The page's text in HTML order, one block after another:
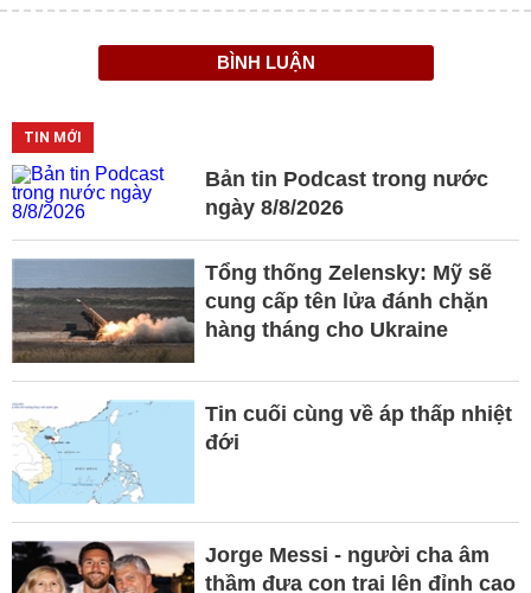
BÌNH LUẬN
TIN MỚI
Bản tin Podcast trong nước
ngày 8/8/2026
Tổng thống Zelensky: Mỹ sẽ
cung cấp tên lửa đánh chặn
hàng tháng cho Ukraine
Tin cuối cùng về áp thấp nhiệt
đới
Jorge Messi - người cha âm
thầm đưa con trai lên đỉnh cao